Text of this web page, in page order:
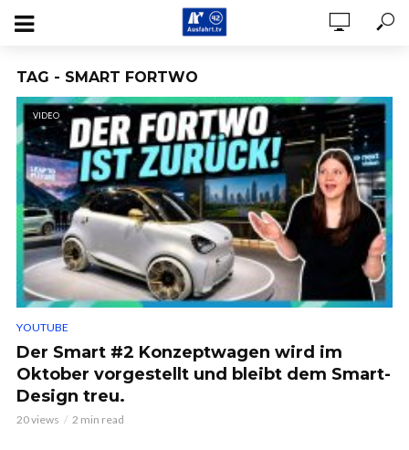
TAG - SMART FORTWO
VIDEO
YOUTUBE
Der Smart #2 Konzeptwagen wird im
Oktober vorgestellt und bleibt dem Smart-
Design treu.
20 views 2 min read